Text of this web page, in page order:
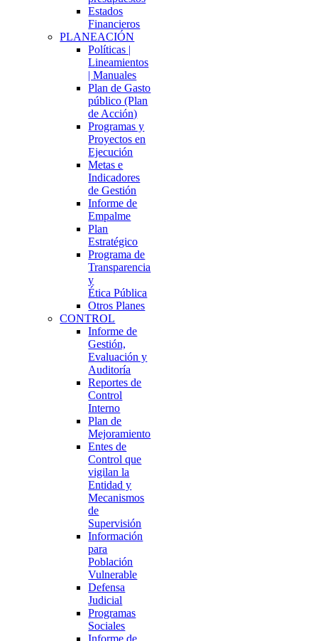
Estados
Financieros
PLANEACIÓN
Políticas |
Lineamientos
| Manuales
Plan de Gasto
público (Plan
de Acción)
Programas y
Proyectos en
Ejecución
Metas e
Indicadores
de Gestión
Informe de
Empalme
Plan
Estratégico
Programa de
Transparencia
y
Ética Pública
Otros Planes
CONTROL
Informe de
Gestión,
Evaluación y
Auditoría
Reportes de
Control
Interno
Plan de
Mejoramiento
Entes de
Control que
vigilan la
Entidad y
Mecanismos
de
Supervisión
Información
para
Población
Vulnerable
Defensa
Judicial
Programas
Sociales
Informe de